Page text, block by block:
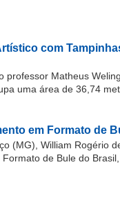
com
professor Matheus
uma área de 36,74
em Formato de
(MG), William Rogério
de Bule do